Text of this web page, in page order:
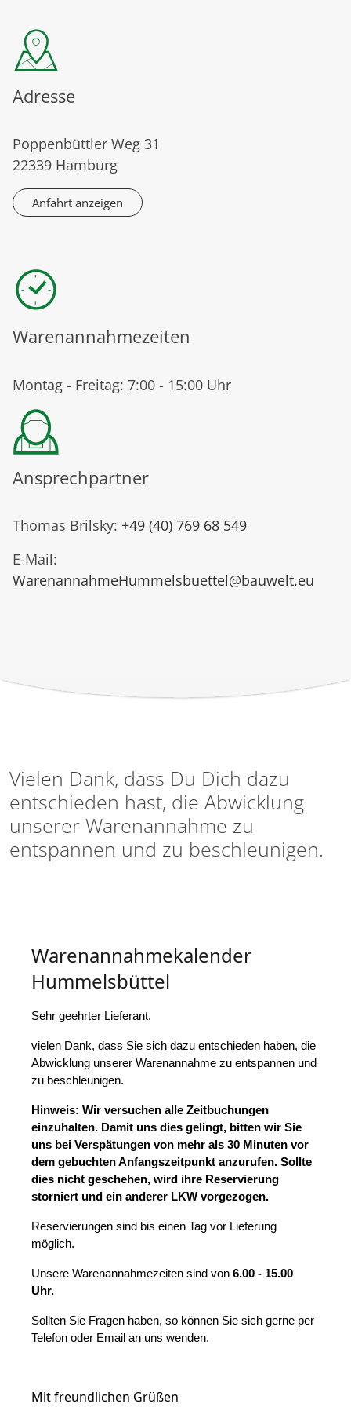
Adresse
Poppenbüttler Weg 31
22339 Hamburg
Anfahrt anzeigen
Warenannahmezeiten
Montag - Freitag: 7:00 - 15:00 Uhr
Ansprechpartner
Thomas Brilsky: +49 (40) 769 68 549
E-Mail:
WarenannahmeHummelsbuettel@bauwelt.eu
Vielen Dank, dass Du Dich dazu
entschieden hast, die Abwicklung
unserer Warenannahme zu
entspannen und zu beschleunigen.